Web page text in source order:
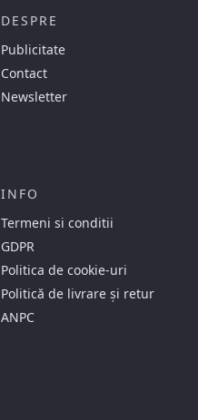
DESPRE
Publicitate
Contact
Newsletter
INFO
Termeni si conditii
GDPR
Politica de cookie-uri
Politică de livrare și retur
ANPC